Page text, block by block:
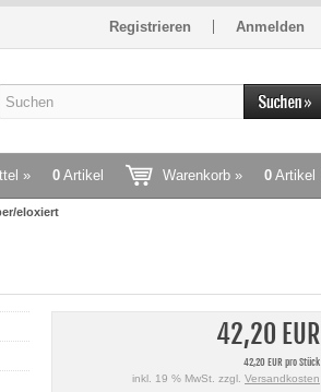
Registrieren Anmelden
Warenkorb » 0 Artikel
» 0 Artikel
eloxiert
42,20 EUR
42,20 EUR pro Stück
inkl. 19 % MwSt. zzgl. Versandkosten